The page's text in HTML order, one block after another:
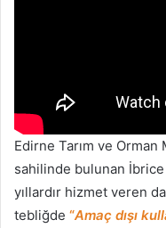
Edirne Tarım ve
sahilinde bulunan İbrice
yıllardır hizmet veren
tebliğde “Amaç dışı